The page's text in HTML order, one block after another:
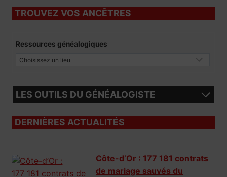
TROUVEZ VOS ANCÊTRES
Ressources généalogiques
LES OUTILS DU GÉNÉALOGISTE
DERNIÈRES ACTUALITÉS
Côte-d’Or : 177 181 contrats
de mariage sauvés du